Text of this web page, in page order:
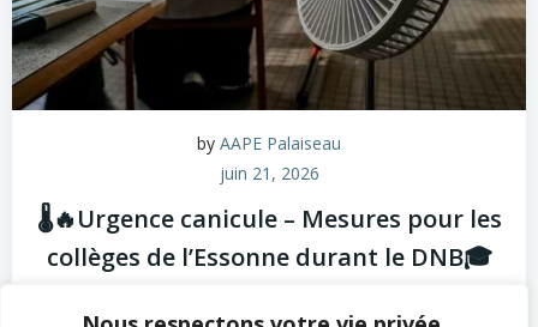
by AAPE Palaiseau
juin 21, 2026
🌡️🔥Urgence canicule – Mesures pour les
collèges de l’Essonne durant le DNB🎓